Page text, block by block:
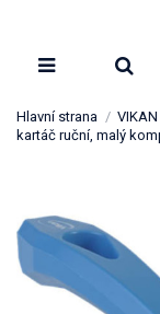
Hlavní strana
kartáč ruční, malý